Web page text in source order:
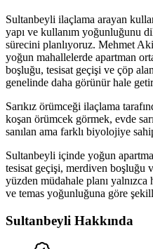
Sultanbeyli ilaçlama arayan
yapı ve kullanım yoğunluğunu
sürecini planlıyoruz. Mehmet
yoğun mahallelerde apartman
boşluğu, tesisat geçişi ve çöp
genelinde daha görünür hale
Sarıkız örümceği ilaçlama
koşan örümcek görmek, evde
sanılan ama farklı biyolojiye
Sultanbeyli içinde yoğun
tesisat geçişi, merdiven boşluğu
yüzden müdahale planı
ve temas yoğunluğuna göre
Sultanbeyli Hakkında